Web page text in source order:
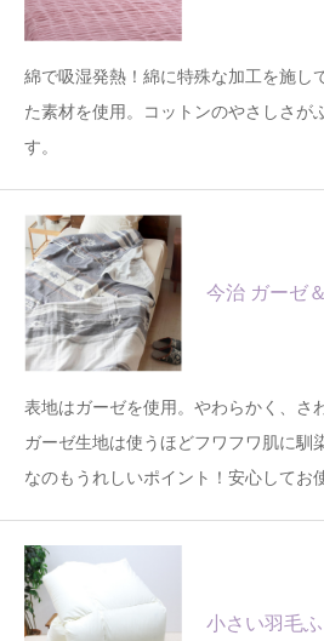
綿で吸湿発熱！綿に特殊な加工を施し
た素材を使用。コットンのやさしさが
す。
今治 ガーゼ
表地はガーゼを使用。やわらかく、さ
ガーゼ生地は使うほどフワフワ肌に馴
なのもうれしいポイント！安心してお
小さい羽毛